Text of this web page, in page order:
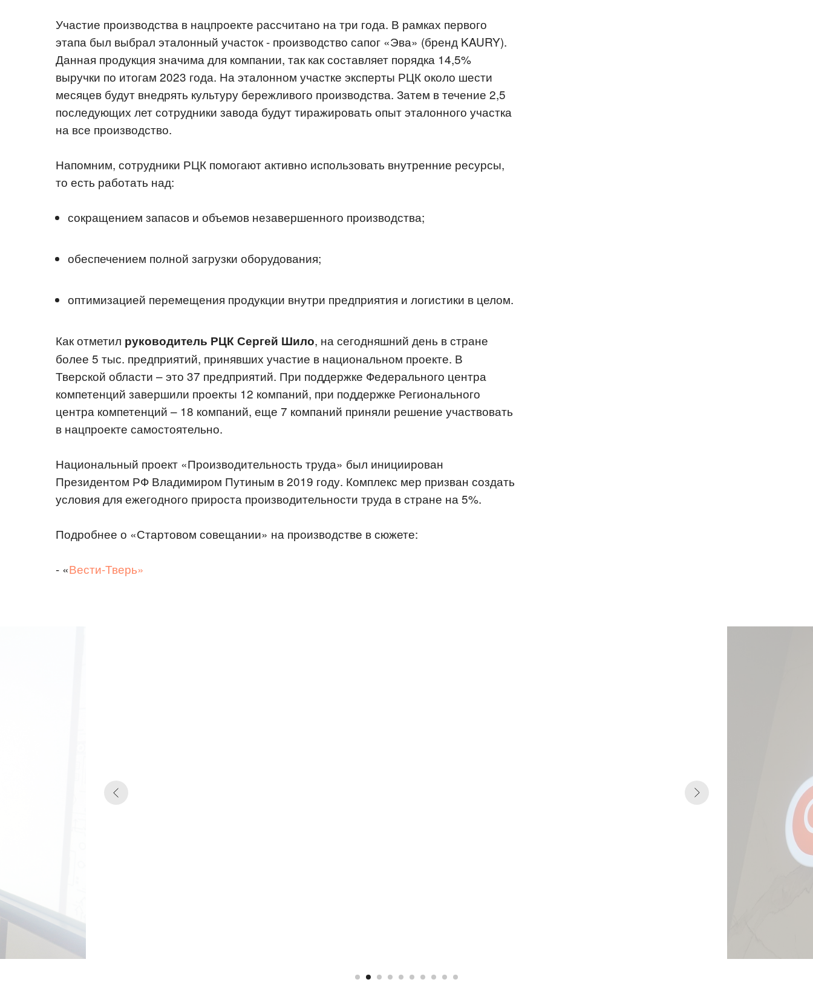
Участие производства в нацпроекте рассчитано на три года. В рамках первого
этапа был выбрал эталонный участок - производство сапог «Эва» (бренд KAURY).
Данная продукция значима для компании, так как составляет порядка 14,5%
выручки по итогам 2023 года. На эталонном участке эксперты РЦК около шести
месяцев будут внедрять культуру бережливого производства. Затем в течение 2,5
последующих лет сотрудники завода будут тиражировать опыт эталонного участка
на все производство.
Напомним, сотрудники РЦК помогают активно использовать внутренние ресурсы,
то есть работать над:
сокращением запасов и объемов незавершенного производства;
обеспечением полной загрузки оборудования;
оптимизацией перемещения продукции внутри предприятия и логистики в целом.
Как отметил руководитель РЦК Сергей Шило, на сегодняшний день в стране
более 5 тыс. предприятий, принявших участие в национальном проекте. В
Тверской области – это 37 предприятий. При поддержке Федерального центра
компетенций завершили проекты 12 компаний, при поддержке Регионального
центра компетенций – 18 компаний, еще 7 компаний приняли решение участвовать
в нацпроекте самостоятельно.
Национальный проект «Производительность труда» был инициирован
Президентом РФ Владимиром Путиным в 2019 году. Комплекс мер призван создать
условия для ежегодного прироста производительности труда в стране на 5%.
Подробнее о «Стартовом совещании» на производстве в сюжете:
- «Вести-Тверь»